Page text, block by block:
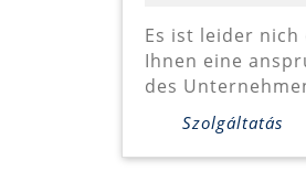
Es ist leider nich einfach, einen guten Blechbearbeiter zu finden. Aber wir können
Ihnen eine
des
Szolgáltatás